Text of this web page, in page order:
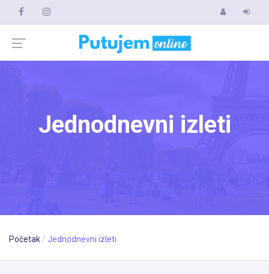
Jednodnevni izleti
Početak Jednodnevni izleti